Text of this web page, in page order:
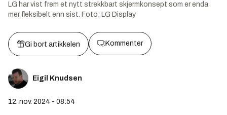
LG har vist frem et nytt strekkbart skjermkonsept som er enda
mer fleksibelt enn sist. Foto: LG Display
Gi bort artikkelen Kommenter
Eigil Knudsen
12. nov. 2024 - 08:54